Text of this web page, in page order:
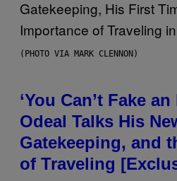
(PHOTO VIA MARK CLENNON)
‘You Can’t Fake
Odeal Talks His
Gatekeeping, and
of Traveling